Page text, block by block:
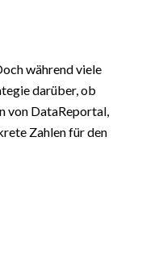
während viele
darüber, ob
von DataReportal,
Zahlen für den